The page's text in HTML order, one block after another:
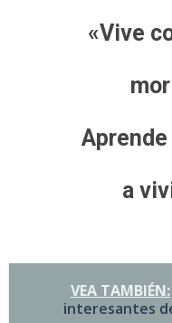
«Vive
a
VEA TAMBIÉN:
interesantes